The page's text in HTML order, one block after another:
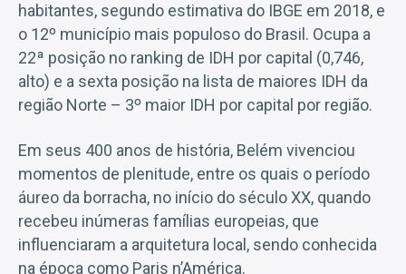
habitantes, segundo estimativa do IBGE em 2018, e
o 12º município mais populoso do Brasil. Ocupa a
22ª posição no ranking de IDH por capital (0,746,
alto) e a sexta posição na lista de maiores IDH da
região Norte – 3º maior IDH por capital por região.
Em seus 400 anos de história, Belém vivenciou
momentos de plenitude, entre os quais o período
áureo da borracha, no início do século XX, quando
recebeu inúmeras famílias europeias, que
influenciaram a arquitetura local, sendo conhecida
na época como Paris n’América.